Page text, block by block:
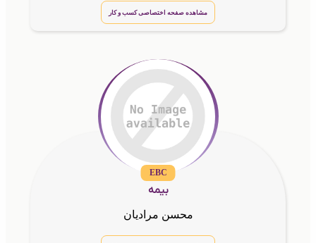
مشاهده صفحه اختصاصی کسب و کار
EBC
بیمه
محسن مرادیان